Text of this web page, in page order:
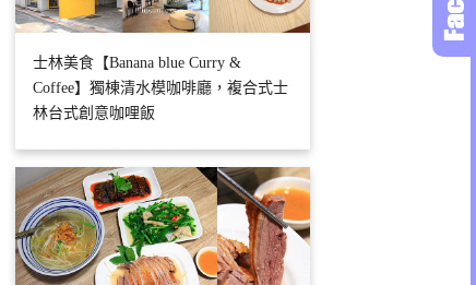
士林美食【Banana blue Curry &
Coffee】獨棟清水模咖啡廳，複合式士
林台式創意咖哩飯